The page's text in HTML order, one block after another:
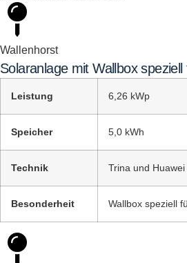
Wallenhorst
Solaranlage mit Wallbox
Leistung 6,26 kWp
Speicher 5,0 kWh
Technik Trina und Huawei
Besonderheit Wallbox speziell